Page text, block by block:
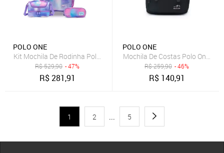
POLO ONE
Kit Mochila De Rodinha Polo One Infantil Unicórnio Lancheira Estojo
R$529,90 - 47%
R$281,91
POLO ONE
Mochila De Costas Polo One
R$259,90 - 46%
R$ 140,91
1 2 ... 5